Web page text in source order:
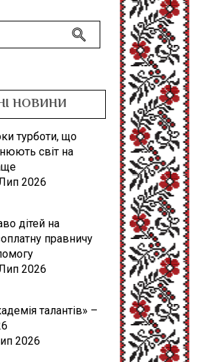
НОВИНИ
турботи, що
світ на
2026
дітей на
правничу
2026
талантів» –
2026